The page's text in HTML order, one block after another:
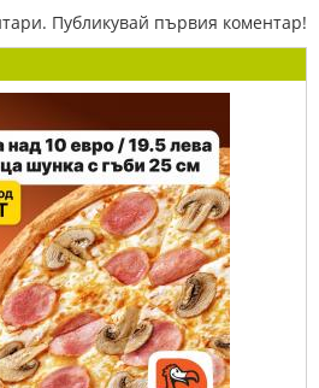
Публикувай първия коментар!